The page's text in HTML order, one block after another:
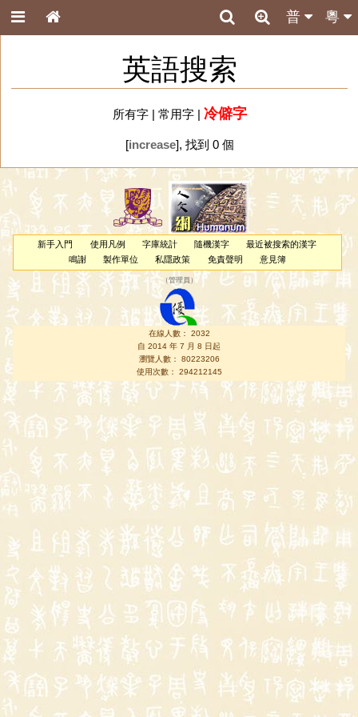
粵
普
英語搜索
所有字| 常用字| 冷僻字
[increase], 找到 0 個
新手入門 使用凡例 字庫統計 隨機漢字
最近被搜索的漢字
鳴謝
製作單位 私隱政策 免責聲明 意見簿
（管理員 ）
在線人數： 2032
自 2014 年 7 月 8 日起
瀏覽人數： 80223206
使用次數： 294212145